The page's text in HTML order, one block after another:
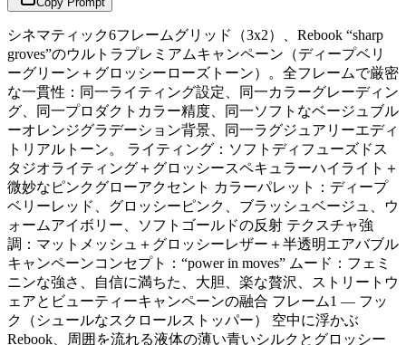
シネマティック6フレームグリッド（3x2）、Rebook “sharp
groves”のウルトラプレミアムキャンペーン（ディープベリ
ーグリーン＋グロッシーローズトーン）。全フレームで厳密
な一貫性：同一ライティング設定、同一カラーグレーディン
グ、同一プロダクトカラー精度、同一ソフトなベージュブル
ーオレンジグラデーション背景、同一ラグジュアリーエディ
トリアルトーン。 ライティング：ソフトディフューズドス
タジオライティング＋グロッシースペキュラーハイライト＋
微妙なピンクグローアクセント カラーパレット：ディープ
ベリーレッド、グロッシーピンク、ブラッシュベージュ、ウ
ォームアイボリー、ソフトゴールドの反射 テクスチャ強
調：マットメッシュ＋グロッシーレザー＋半透明エアバブル
キャンペーンコンセプト：“power in moves” ムード：フェミ
ニンな強さ、自信に満ちた、大胆、楽な贅沢、ストリートウ
ェアとビューティーキャンペーンの融合 フレーム1 — フッ
ク（シュールなスクロールストッパー） 空中に浮かぶ
Rebook、周囲を流れる液体の薄い青いシルクとグロッシー